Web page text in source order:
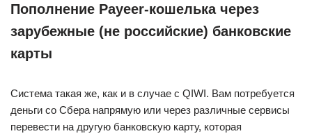
Пополнение Payeer-кошелька через
зарубежные (не российские) банковские
карты
Система такая же, как и в случае с QIWI. Вам потребуется
деньги со Сбера напрямую или через различные сервисы
перевести на другую банковскую карту, которая